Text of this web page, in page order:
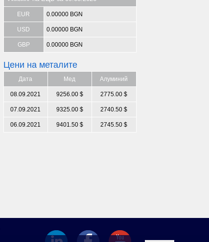
EUR 0.00000 BGN
USD 0.00000 BGN
GBP 0.00000 BGN
Цени на металите
Дата Мед Алуминий
08.09.2021 9256.00 $ 2775.00 $
07.09.2021 9325.00 $ 2740.50 $
06.09.2021 9401.50 $ 2745.50 $